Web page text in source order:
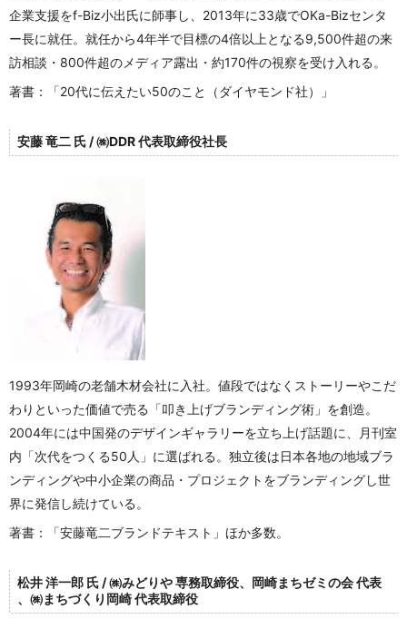
企業支援をf-Biz小出氏に師事し、2013年に33歳でOKa-Bizセンタ
ー長に就任。就任から4年半で目標の4倍以上となる9,500件超の来
訪相談・800件超のメディア露出・約170件の視察を受け入れる。
著書：「20代に伝えたい50のこと（ダイヤモンド社）」
安藤 竜二 氏 / ㈱DDR 代表取締役社長
1993年岡崎の老舗木材会社に入社。値段ではなくストーリーやこだ
わりといった価値で売る「叩き上げブランディング術」を創造。
2004年には中国発のデザインギャラリーを立ち上げ話題に、月刊室
内「次代をつくる50人」に選ばれる。独立後は日本各地の地域ブラ
ンディングや中小企業の商品・プロジェクトをブランディングし世
界に発信し続けている。
著書：「安藤竜二ブランドテキスト」ほか多数。
松井 洋一郎 氏 / ㈱みどりや 専務取締役、岡崎まちゼミの会 代表
、㈱まちづくり岡崎 代表取締役